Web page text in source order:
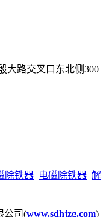
大路交叉口东北侧300
除铁器 电磁除铁器 解
公司(www.sdhjzg.com)